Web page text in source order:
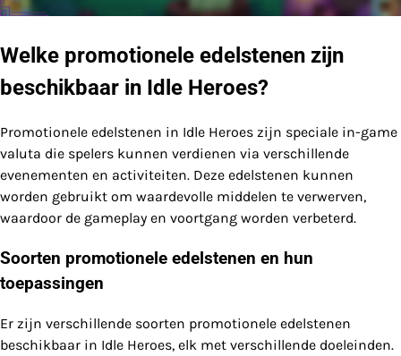
Welke promotionele edelstenen zijn
beschikbaar in Idle Heroes?
Promotionele edelstenen in Idle Heroes zijn speciale in-game
valuta die spelers kunnen verdienen via verschillende
evenementen en activiteiten. Deze edelstenen kunnen
worden gebruikt om waardevolle middelen te verwerven,
waardoor de gameplay en voortgang worden verbeterd.
Soorten promotionele edelstenen en hun
toepassingen
Er zijn verschillende soorten promotionele edelstenen
beschikbaar in Idle Heroes, elk met verschillende doeleinden.